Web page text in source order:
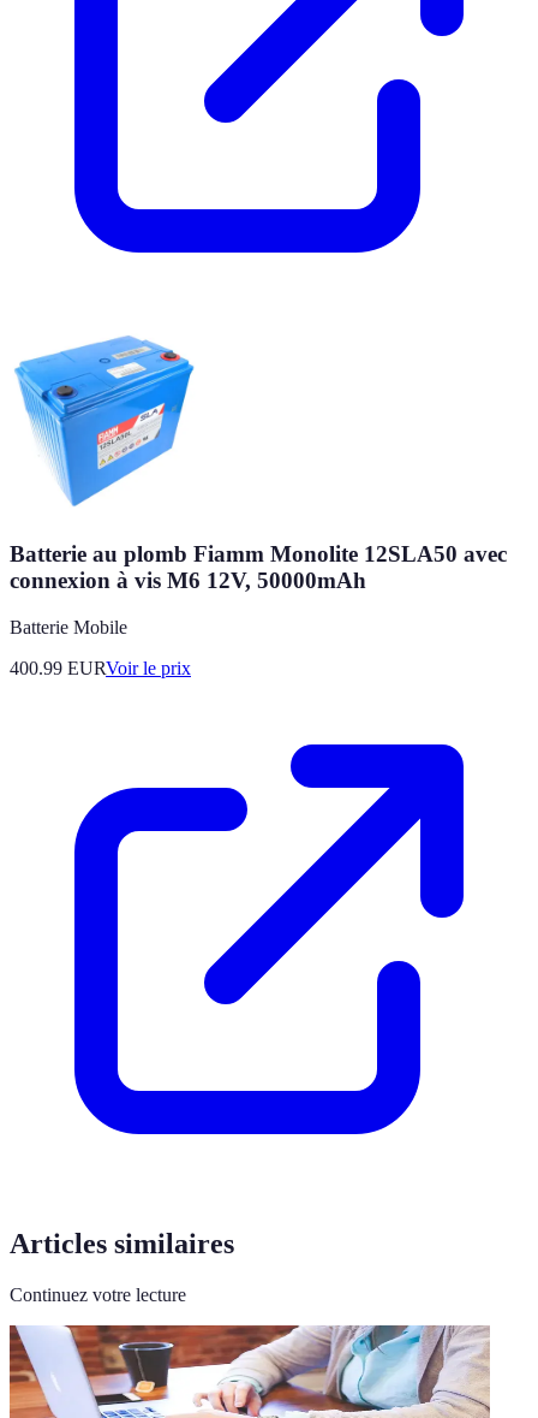
Batterie au plomb Fiamm Monolite 12SLA50 avec
connexion à vis M6 12V, 50000mAh
Batterie Mobile
400.99 EURVoir le prix
Articles similaires
Continuez votre lecture